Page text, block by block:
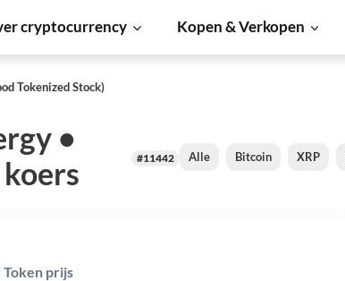
cryptocurrency Kopen & Verkopen
Tokenized Stock)
•
#11442 Alle Bitcoin XRP
Token prijs